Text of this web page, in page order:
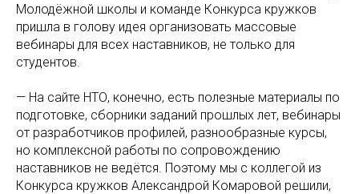
Молодёжной школы и команде Конкурса кружков
пришла в голову идея организовать массовые
вебинары для всех наставников, не только для
студентов.
— На сайте НТО, конечно, есть полезные материалы по
подготовке, сборники заданий прошлых лет, вебинары
от разработчиков профилей, разнообразные курсы,
но комплексной работы по сопровождению
наставников не ведётся. Поэтому мы с коллегой из
Конкурса кружков Александрой Комаровой решили,